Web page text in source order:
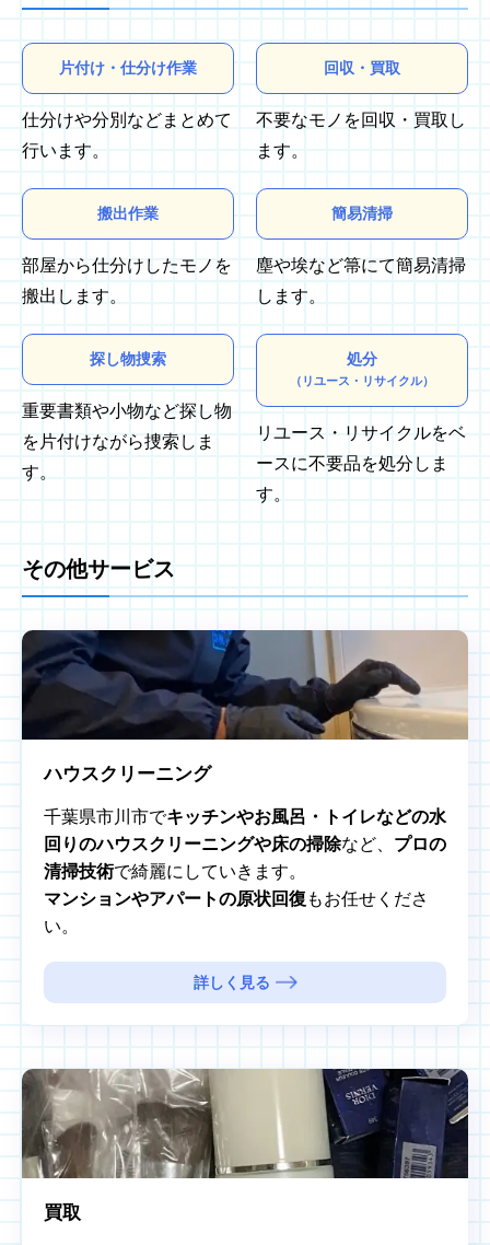
片付け・仕分け作業
仕分けや分別などまとめて
行います。
回収・買取
不要なモノを回収・買取し
ます。
搬出作業
部屋から仕分けしたモノを
搬出します。
簡易清掃
塵や埃など箒にて簡易清掃
します。
探し物捜索
重要書類や小物など探し物
を片付けながら捜索しま
す。
処分
（リユース・リサイクル）
リユース・リサイクルをベ
ースに不要品を処分しま
す。
その他サービス
ハウスクリーニング
千葉県市川市でキッチンやお風呂・トイレなどの水
回りのハウスクリーニングや床の掃除など、 プロの
清掃技術で綺麗にしていきます。
マンションやアパートの原状回復 もお任せくださ
い。
詳しく見る
買取